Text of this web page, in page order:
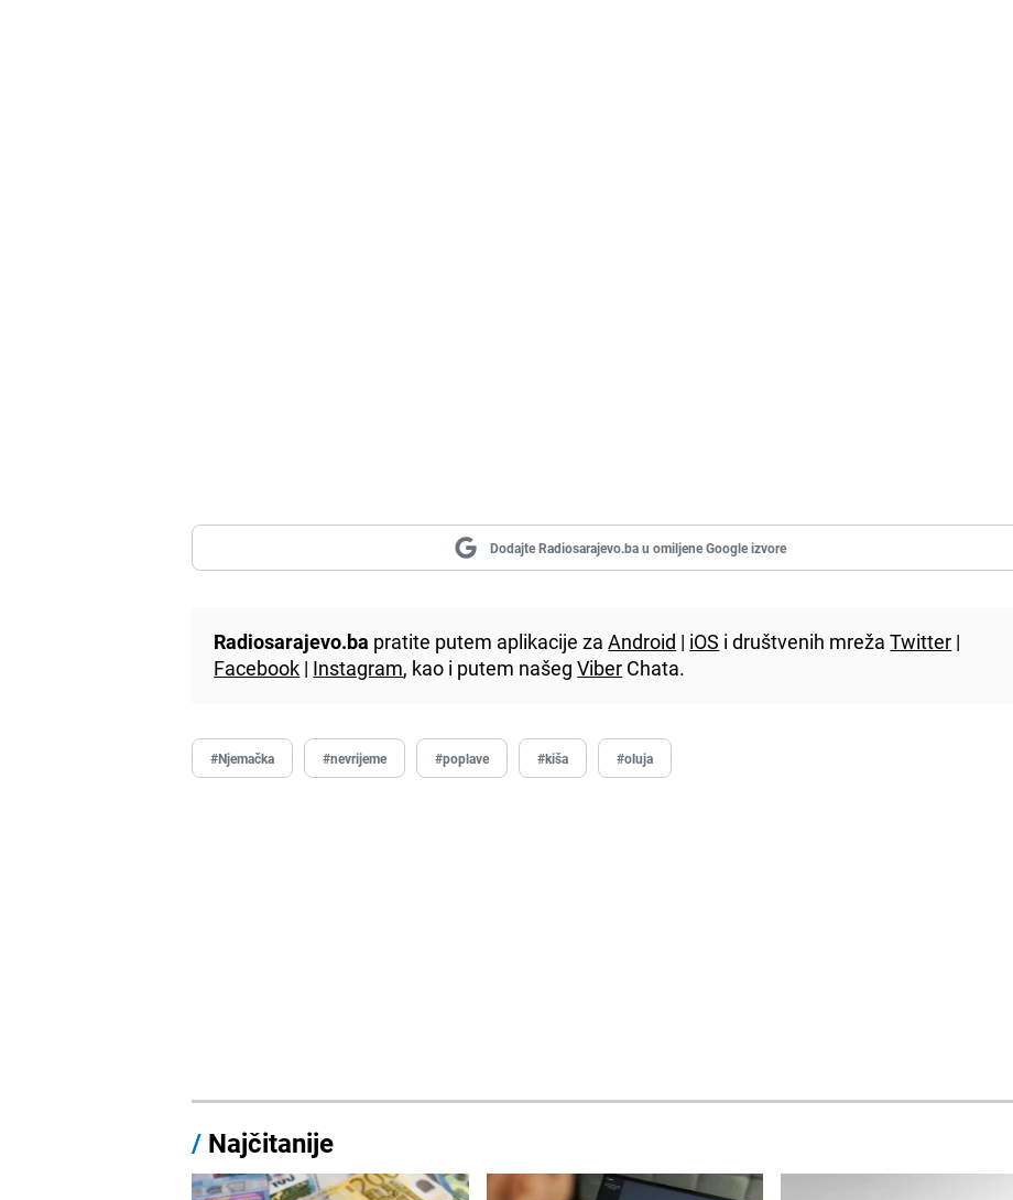
Dodajte Radiosarajevo.ba u omiljene Google izvore
Radiosarajevo.ba pratite putem aplikacije zaAndroid | iOS i društvenih mrežaTwitter |
Facebook | Instagram, kao i putem našegViber Chata.
#Njemačka #nevrijeme #poplave #kiša #oluja
/ Najčitanije